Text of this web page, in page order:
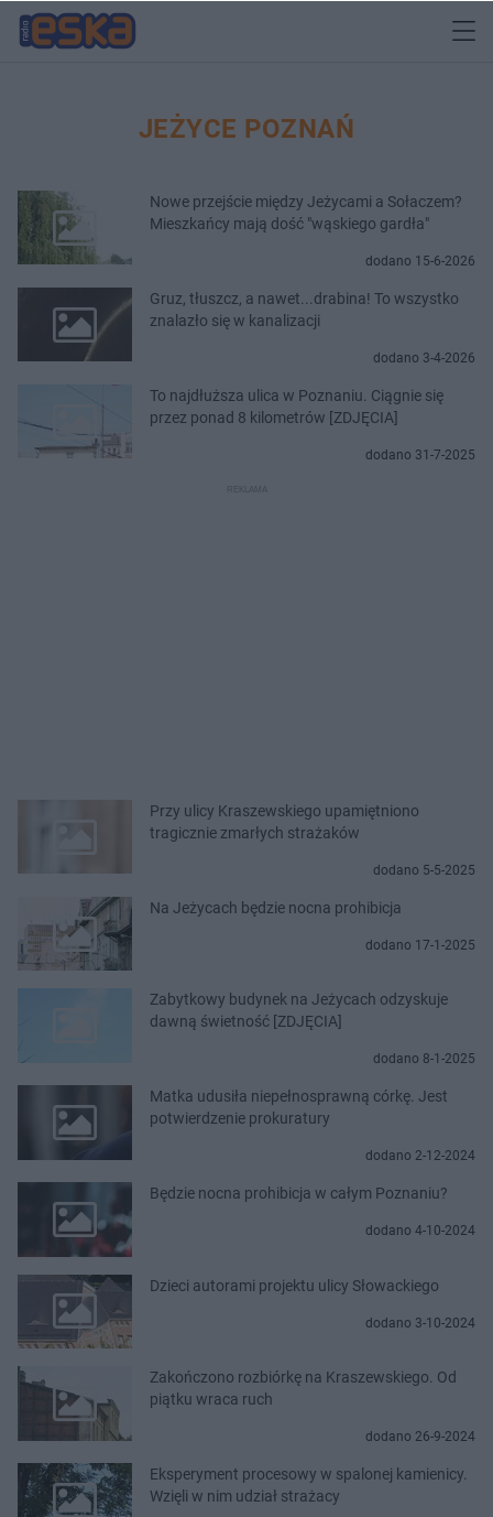
JEŻYCE POZNAŃ
Nowe przejście między Jeżycami a Sołaczem?
Mieszkańcy mają dość "wąskiego gardła"
dodano 15-6-2026
Gruz, tłuszcz, a nawet...drabina! To wszystko
znalazło się w kanalizacji
dodano 3-4-2026
To najdłuższa ulica w Poznaniu. Ciągnie się
przez ponad 8 kilometrów [ZDJĘCIA]
dodano 31-7-2025
Przy ulicy Kraszewskiego upamiętniono
tragicznie zmarłych strażaków
dodano 5-5-2025
Na Jeżycach będzie nocna prohibicja
dodano 17-1-2025
Zabytkowy budynek na Jeżycach odzyskuje
dawną świetność [ZDJĘCIA]
dodano 8-1-2025
Matka udusiła niepełnosprawną córkę. Jest
potwierdzenie prokuratury
dodano 2-12-2024
Będzie nocna prohibicja w całym Poznaniu?
dodano 4-10-2024
Dzieci autorami projektu ulicy Słowackiego
dodano 3-10-2024
Zakończono rozbiórkę na Kraszewskiego. Od
piątku wraca ruch
dodano 26-9-2024
Eksperyment procesowy w spalonej kamienicy.
Wzięli w nim udział strażacy